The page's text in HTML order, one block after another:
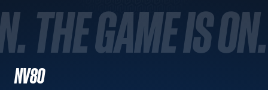
THE GAME IS ON.
NV80